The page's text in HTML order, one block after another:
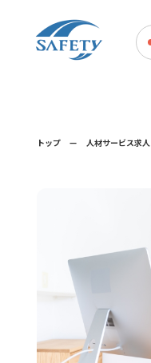
トップ 人材サービス求人